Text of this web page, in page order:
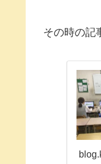
その時の記